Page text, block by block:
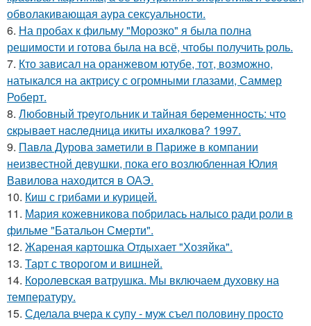
обволакивающая аура сексуальности.
6. На пробах к фильму "Морозко" я была полна
решимости и готова была на всё, чтобы получить роль.
7. Кто зависал на оранжевом ютубе, тот, возможно,
натыкался на актрису с огромными глазами, Саммер
Роберт.
8. Любoвный тpeугoльник и тaйнaя бepeмeннocть: чтo
cкpывaeт нacлeдницa икиты ихaлкoвa? 1997.
9. Павла Дурова заметили в Париже в компании
неизвестной девушки, пока его возлюбленная Юлия
Вавилова находится в ОАЭ.
10. Киш с грибами и курицей.
11. Мария кожевникова побрилась налысо ради роли в
фильме "Батальон Смерти".
12. Жареная картошка Отдыхает "Хозяйка".
13. Тарт с творогом и вишней.
14. Королевская ватрушка. Мы включаем духовку на
температуру.
15. Сделала вчера к супу - муж съел половину просто